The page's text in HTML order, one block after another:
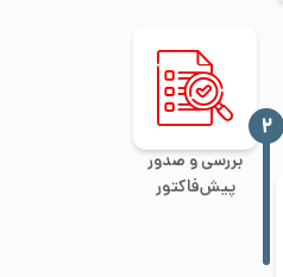
بررسی و صدور
پیش‌فاکتور
‍۲